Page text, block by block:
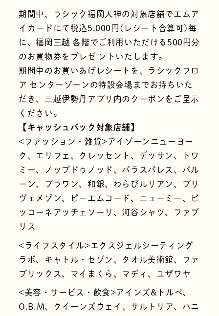
期間中、ラシック福岡天神の対象店舗でエムア
イカードにて税込5,000円(レシート合算可)毎
に、福岡三越 各階でご利用いただける500円分
のお買物券をプレゼ ントいたします。
期間中のお買いあげレシートを、ラシックフロ
ア センターゾーンの特設会場までお持ちいた
だき、三越伊勢丹アプリ内のクーポンをご呈示
ください。
【キャッシュバック対象店舗】
<ファッション・雑貨>アイゾーンニューヨー
ク、エリフェ、クレッセント、デッサン、トワ
ミー、ノップドゥノッド、パラスパレス、バル
ーン、プラワン、和銀、わらびルリアン、プリ
ヴェメゾン、ピーエムコード、ニューミー、ピ
ッコーネアッチェソーリ、河谷シャツ、ファブ
リス
<ライフスタイル>エクスジェルシーティング
ラボ、キャトル・セゾン、タオル美術館、ファ
ブリックス、マイまくら、マディ、ユザワヤ
<美容・サービス・飲食>アインズ&トルぺ、
O.B.M、クイーンズウェイ、サルトリア、ハニ